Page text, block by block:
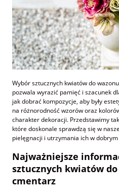
Wybór sztucznych kwiatów do
pozwala wyrazić pamięć i szacunek
jak dobrać kompozycje, aby były
na różnorodność wzorów oraz
charakter dekoracji. Przedstawimy
które doskonale sprawdzą się w
pielęgnacji i utrzymania ich w
Najważniejsze
sztucznych kwiatów
cmentarz